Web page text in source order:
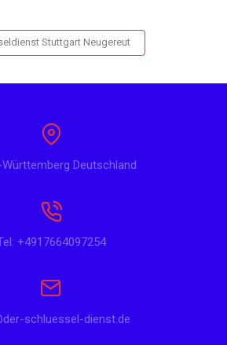
Stuttgart Neugereut
Deutschland
+4917664097254
schluessel-dienst.de